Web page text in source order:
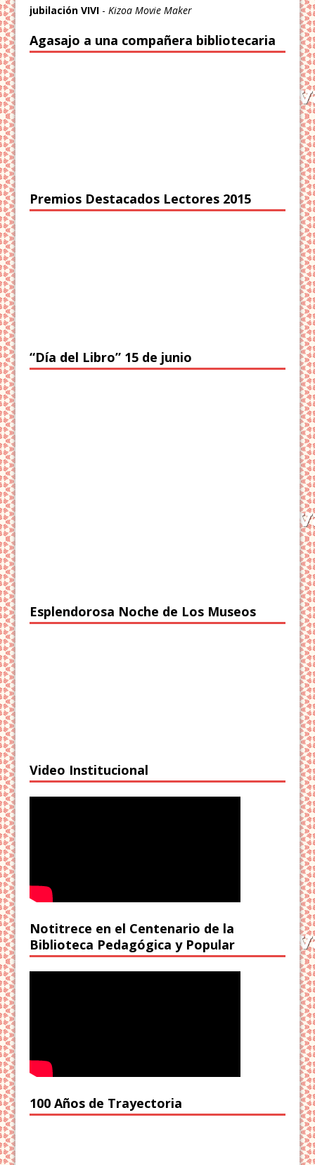
jubilación VIVI -Kizoa Movie Maker
Agasajo a una compañera bibliotecaria
Premios Destacados Lectores 2015
“Día del Libro” 15 de junio
Esplendorosa Noche de Los Museos
Video Institucional
Notitrece en el Centenario de la
Biblioteca Pedagógica y Popular
100 Años de Trayectoria